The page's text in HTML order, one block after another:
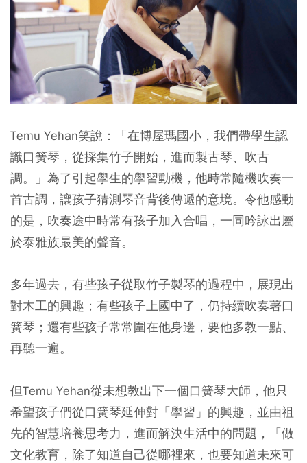
Temu Yehan笑說：「在博屋瑪國小，我們帶學生認
識口簧琴，從採集竹子開始，進而製古琴、吹古
調。」為了引起學生的學習動機，他時常隨機吹奏一
首古調，讓孩子猜測琴音背後傳遞的意境。令他感動
的是，吹奏途中時常有孩子加入合唱，一同吟詠出屬
於泰雅族最美的聲音。
多年過去，有些孩子從取竹子製琴的過程中，展現出
對木工的興趣；有些孩子上國中了，仍持續吹奏著口
簧琴；還有些孩子常常圍在他身邊，要他多教一點、
再聽一遍。
但Temu Yehan從未想教出下一個口簧琴大師，他只
希望孩子們從口簧琴延伸對「學習」的興趣，並由祖
先的智慧培養思考力，進而解決生活中的問題，「做
文化教育，除了知道自己從哪裡來，也要知道未來可